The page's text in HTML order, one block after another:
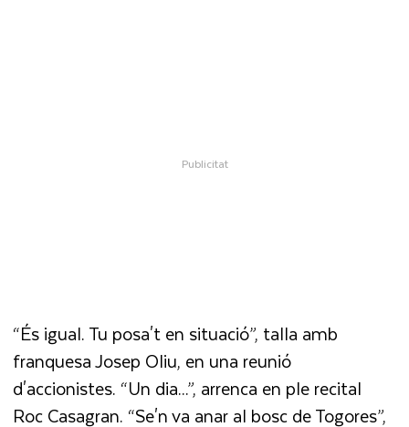
“És igual. Tu posa't en situació”, talla amb
franquesa Josep Oliu, en una reunió
d'accionistes. “Un dia...”, arrenca en ple recital
Roc Casagran. “Se'n va anar al bosc de Togores”,